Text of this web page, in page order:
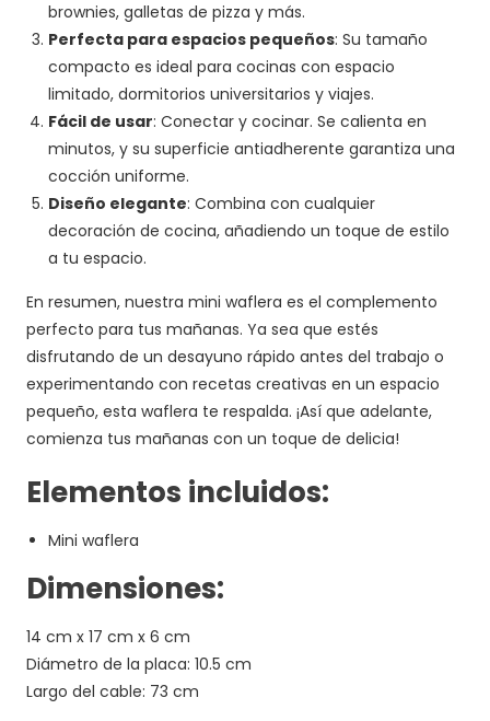
brownies, galletas de pizza y más.
Perfecta para espacios pequeños: Su tamaño
compacto es ideal para cocinas con espacio
limitado, dormitorios universitarios y viajes.
Fácil de usar: Conectar y cocinar. Se calienta en
minutos, y su superficie antiadherente garantiza una
cocción uniforme.
Diseño elegante: Combina con cualquier
decoración de cocina, añadiendo un toque de estilo
a tu espacio.
En resumen, nuestra mini waflera es el complemento
perfecto para tus mañanas. Ya sea que estés
disfrutando de un desayuno rápido antes del trabajo o
experimentando con recetas creativas en un espacio
pequeño, esta waflera te respalda. ¡Así que adelante,
comienza tus mañanas con un toque de delicia!
Elementos incluidos:
Mini waflera
Dimensiones:
14 cm x 17 cm x 6 cm
Diámetro de la placa: 10.5 cm
Largo del cable: 73 cm